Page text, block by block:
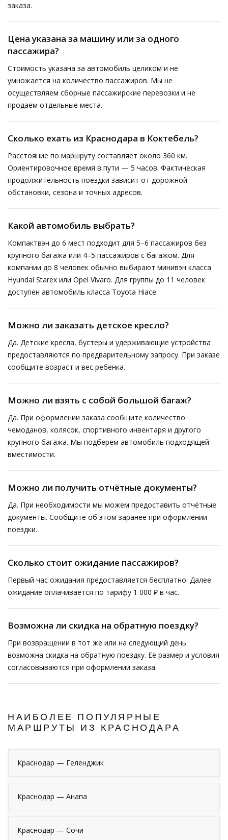
заказа.
Цена указана за машину или за одного
пассажира?
Стоимость указана за автомобиль целиком и не
умножается на количество пассажиров. Мы не
осуществляем сборные пассажирские перевозки и не
продаём отдельные места.
Сколько ехать из Краснодара в Коктебель?
Расстояние по маршруту составляет около 360 км.
Ориентировочное время в пути — 5 часов. Фактическая
продолжительность поездки зависит от дорожной
обстановки, сезона и точных адресов.
Какой автомобиль выбрать?
Компактвэн до 6 мест подходит для 5–6 пассажиров без
крупного багажа или 4–5 пассажиров с багажом. Для
компании до 8 человек обычно выбирают минивэн класса
Hyundai Starex или Opel Vivaro. Для группы до 11 человек
доступен автомобиль класса Toyota Hiace.
Можно ли заказать детское кресло?
Да. Детские кресла, бустеры и удерживающие устройства
предоставляются по предварительному запросу. При заказе
сообщите возраст и вес ребёнка.
Можно ли взять с собой большой багаж?
Да. При оформлении заказа сообщите количество
чемоданов, колясок, спортивного инвентаря и другого
крупного багажа. Мы подберём автомобиль подходящей
вместимости.
Можно ли получить отчётные документы?
Да. При необходимости мы можем предоставить отчётные
документы. Сообщите об этом заранее при оформлении
поездки.
Сколько стоит ожидание пассажиров?
Первый час ожидания предоставляется бесплатно. Далее
ожидание оплачивается по тарифу 1 000 ₽ в час.
Возможна ли скидка на обратную поездку?
При возвращении в тот же или на следующий день
возможна скидка на обратную поездку. Её размер и условия
согласовываются при оформлении заказа.
НАИБОЛЕЕ ПОПУЛЯРНЫЕ
МАРШРУТЫ ИЗ КРАСНОДАРА
Краснодар — Геленджик
Краснодар — Анапа
Краснодар — Сочи